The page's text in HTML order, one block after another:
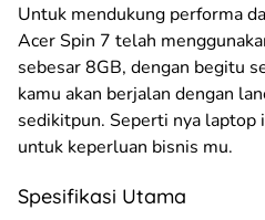
Untuk mendukung performa
Acer Spin 7 telah
sebesar 8GB, dengan begitu
kamu akan berjalan dengan
sedikitpun. Seperti nya laptop
untuk keperluan bisnis mu.
Spesifikasi Utama